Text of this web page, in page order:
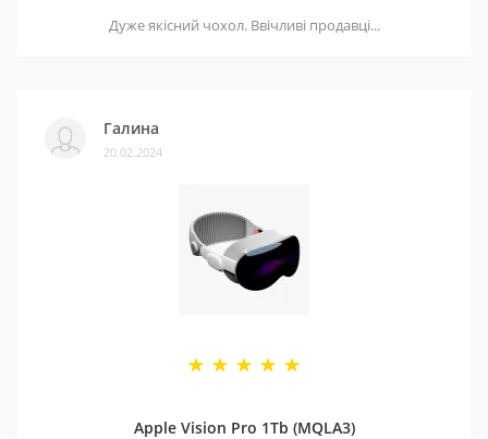
Дуже якісний чохол. Ввічливі продавці...
Галина
20.02.2024
Apple Vision Pro 1Tb (MQLA3)